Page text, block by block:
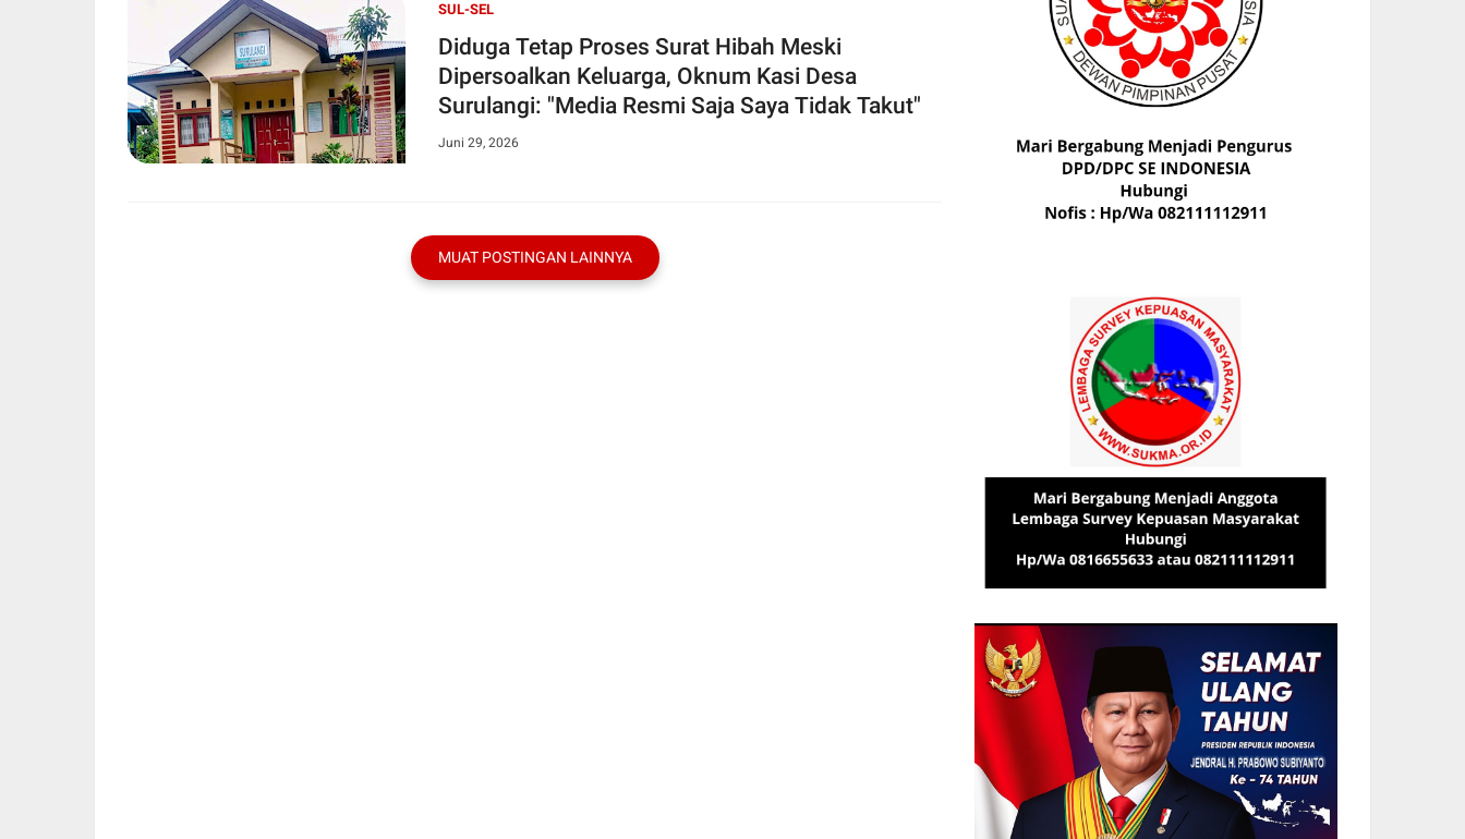
SUL-SEL
Diduga Tetap Proses Surat Hibah Meski
Dipersoalkan Keluarga, Oknum Kasi Desa
Surulangi: "Media Resmi Saja Saya Tidak Takut"
Juni 29, 2026
MUAT POSTINGAN LAINNYA